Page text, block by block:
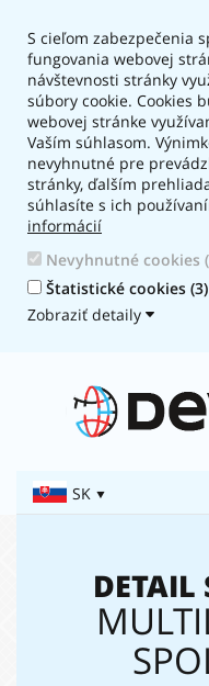
S cieľom zabezpečenia
fungovania webovej
návštevnosti stránky
súbory cookie. Cookies
webovej stránke
Vaším súhlasom.
nevyhnutné pre
stránky, ďalším
súhlasíte s ich
informácií
Nevyhnutné cookies
Štatistické cookies (3)
Zobraziť detaily
zobrazenia:
SK
DETAIL